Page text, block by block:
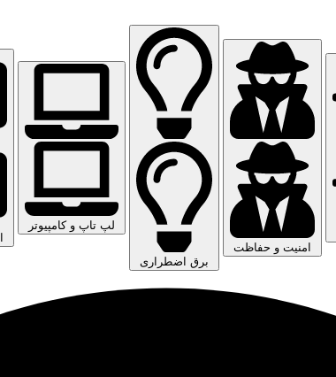
امنیت و حفاظت
برق اضطراری
لپ تاپ و کامپیوتر